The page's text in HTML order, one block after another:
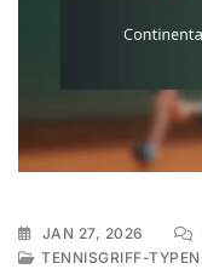
JAN 27, 2026
TENNISGRIFF-TYPEN